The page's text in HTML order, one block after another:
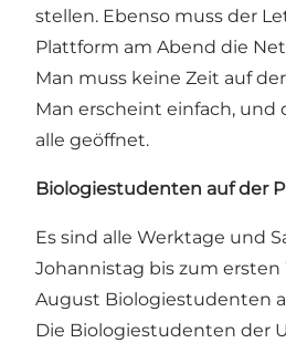
stellen. Ebenso muss der
Plattform am Abend die
Man muss keine Zeit auf
Man erscheint einfach, und
alle geöffnet.
Biologiestudenten auf der
Es sind alle Werktage und
Johannistag bis zum
August Biologiestudenten
Die Biologiestudenten der